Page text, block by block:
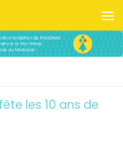
les 10 ans de